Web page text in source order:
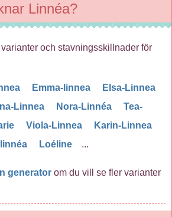
Linnéa?
och stavningsskillnader för
Emma-linnea
Elsa-Linnea
Linnea Nora-Linnéa
Tea-
Viola-Linnea
Karin-Linnea
Loéline ...
generator om du vill se fler varianter